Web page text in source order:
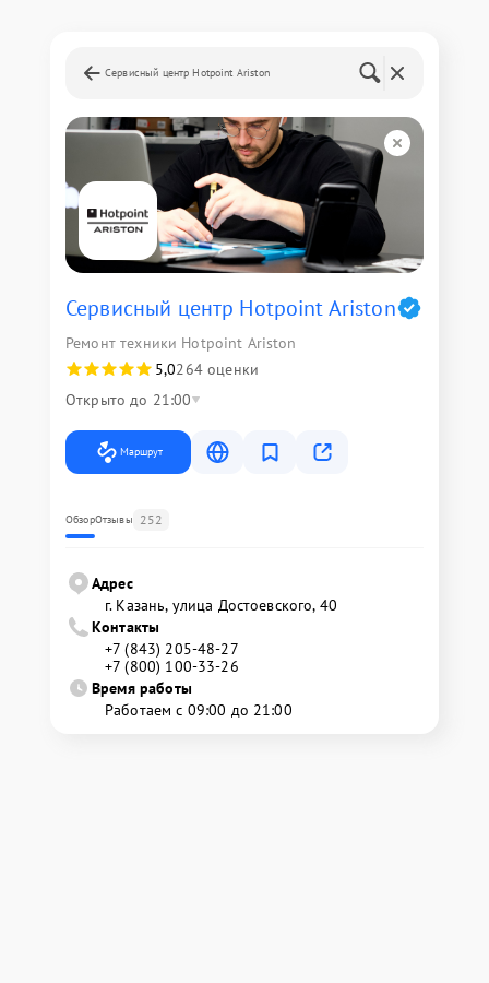
Сервисный центр Hotpoint Ariston
Сервисный центр Hotpoint Ariston
Ремонт техники Hotpoint Ariston
5,0264 оценки
Открыто до 21:00
Маршрут
ОбзорОтзывы 252
Адрес
г. Казань, улица Достоевского, 40
Контакты
+7 (843) 205-48-27
+7 (800) 100-33-26
Время работы
Работаем с 09:00 до 21:00